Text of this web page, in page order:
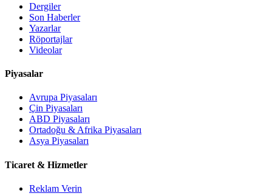
Dergiler
Son Haberler
Yazarlar
Röportajlar
Videolar
Piyasalar
Avrupa Piyasaları
Çin Piyasaları
ABD Piyasaları
Ortadoğu & Afrika Piyasaları
Asya Piyasaları
Ticaret & Hizmetler
Reklam Verin